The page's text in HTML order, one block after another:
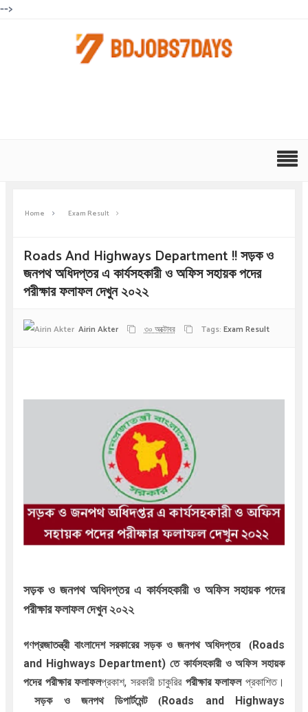
-->
Home Exam Result
Roads And Highways Department !! সড়ক ও
জনপথ অধিদপ্তর এ কার্যসহকারী ও অফিস সহায়ক পদের
পরীক্ষার ফলাফল দেখুন ২০২২
Airin Akter ৩০ অক্টোবর Tags: Exam Result
সড়ক ও জনপথ অধিদপ্তর এ কার্যসহকারী ও অফিস সহায়ক পদের
পরীক্ষার ফলাফল দেখুন ২০২২
গণপ্রজাতন্ত্রী বাংলাদেশ সরকারেরসড়ক ও জনপথ অধিদপ্তর (Roads
and Highways Department) তে কার্যসহকারী ও অফিস সহায়ক
পদের পরীক্ষার ফলাফলপ্রকাশ, সরকারী চাকুরির পরীক্ষার ফলাফলপ্রকাশিত।
সড়ক ও জনপথ ডিপার্টমেন্ট(Roads and Highways